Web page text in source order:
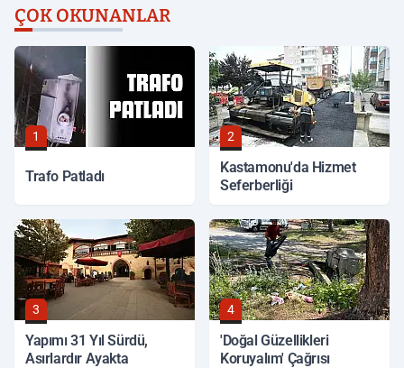
ÇOK OKUNANLAR
1
Trafo Patladı
2
Kastamonu'da Hizmet
Seferberliği
3
Yapımı 31 Yıl Sürdü,
Asırlardır Ayakta
4
'Doğal Güzellikleri
Koruyalım' Çağrısı